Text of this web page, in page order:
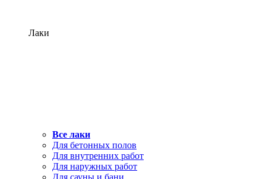
Лаки
Все лаки
Для бетонных полов
Для внутренних работ
Для наружных работ
Для сауны и бани